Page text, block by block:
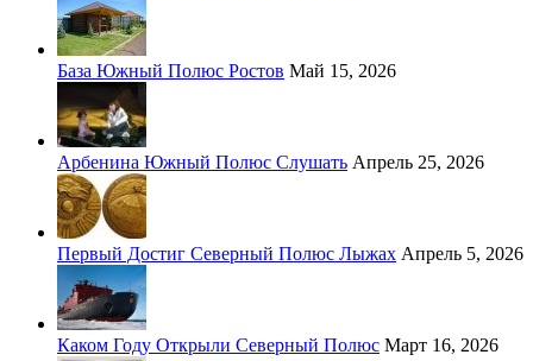
База Южный Полюс Ростов Май 15, 2026
Арбенина Южный Полюс Слушать Апрель 25, 2026
Первый Достиг Северный Полюс Лыжах Апрель 5, 2026
Каком Году Открыли Северный Полюс Март 16, 2026